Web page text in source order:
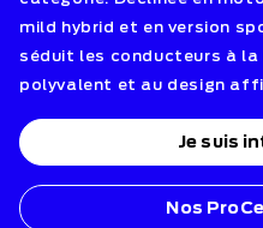
mild hybrid et en version
séduit les conducteurs à la
polyvalent et au design
Je suis
Nos